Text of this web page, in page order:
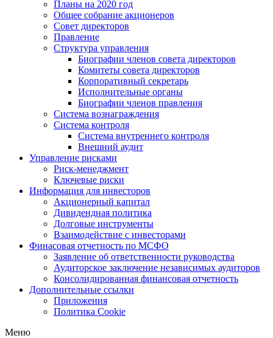
Планы на 2020 год
Общее собрание акционеров
Совет директоров
Правление
Структура управления
Биографии членов совета директоров
Комитеты совета директоров
Корпоративный секретарь
Исполнительные органы
Биографии членов правления
Система вознаграждения
Система контроля
Система внутреннего контроля
Внешний аудит
Управление рисками
Риск-менеджмент
Ключевые риски
Информация для инвесторов
Акционерный капитал
Дивидендная политика
Долговые инструменты
Взаимодействие с инвеcторами
Финасовая отчетность по МСФО
Заявление об ответственности руководства
Аудиторское заключение независимых аудиторов
Консолидированная финансовая отчетность
Дополнительные ссылки
Приложения
Политика Cookie
Меню